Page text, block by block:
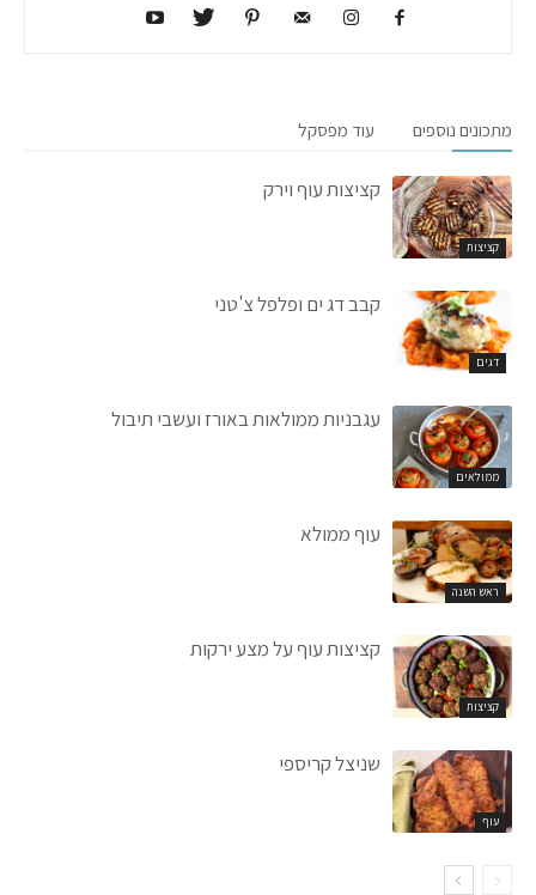
מתכונים נוספים עוד מפסקל
קציצות
קציצות עוף וירק
דגים
קבב דג ים ופלפל צ'טני
ממולאים
עגבניות ממולאות באורז ועשבי תיבול
ראש השנה
עוף ממולא
קציצות
קציצות עוף על מצע ירקות
עוף
שניצל קריספי